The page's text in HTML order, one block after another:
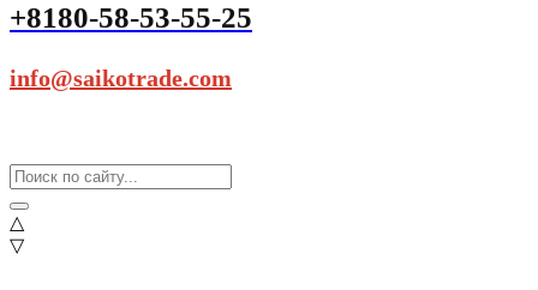
+8180-58-53-55-25
info@saikotrade.com
△
▽